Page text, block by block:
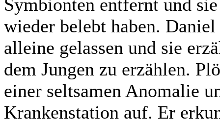
Symbionten entfernt und
wieder belebt haben.
alleine gelassen und sie
dem Jungen zu erzählen.
einer seltsamen Anomalie
Krankenstation auf. Er